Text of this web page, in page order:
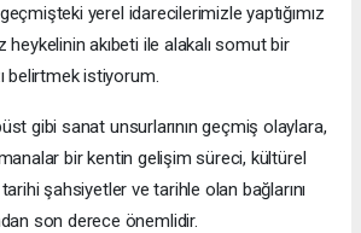
yerel idarecilerimizle yaptığımız
akıbeti ile alakalı somut bir
belirtmek istiyorum.
gibi sanat unsurlarının geçmiş olaylara,
bir kentin gelişim süreci, kültürel
şahsiyetler ve tarihle olan bağlarını
son derece önemlidir.